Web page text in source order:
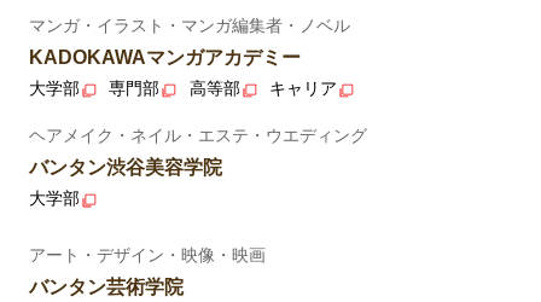
マンガ・イラスト・マンガ編集者・ノベル
KADOKAWAマンガアカデミー
大学部 専門部 高等部 キャリア
ヘアメイク・ネイル・エステ・ウエディング
バンタン渋谷美容学院
大学部
アート・デザイン・映像・映画
バンタン芸術学院